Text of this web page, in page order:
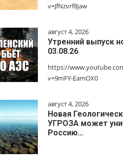
v=JfNzvrf8jaw
август 4, 2026
Утренний выпуск
03.08.26
https://
v=9mFY-EamOX0
август 4, 2026
Новая
УГРОЗА может
Россию…